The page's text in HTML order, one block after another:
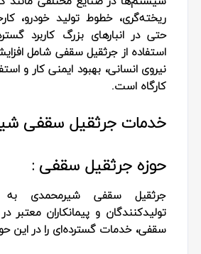
ریخته‌گری، خطوط تولید خودرو،
حتی در انبارهای بزرگ کاربرد
استفاده از جرثقیل سقفی شامل
نیروی انسانی، بهبود ایمنی کار و
کارگاه است.
خدمات جرثقیل سقفی
حوزه جرثقیل سقفی :
جرثقیل سقفی شیرمحمدی به‌
تولیدکنندگان و پیمانکاران معتبر
سقفی، خدمات گسترده‌ای را در این